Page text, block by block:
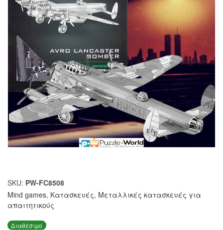
SKU: PW-FC8508
Mind games, Κατασκευές, Μεταλλικές κατασκευές για
απαιτητικούς
Διαθέσιμο